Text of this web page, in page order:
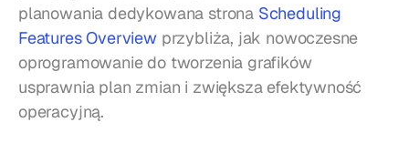
planowania dedykowana strona Scheduling
Features Overview przybliża, jak nowoczesne
oprogramowanie do tworzenia grafików
usprawnia plan zmian i zwiększa efektywność
operacyjną.